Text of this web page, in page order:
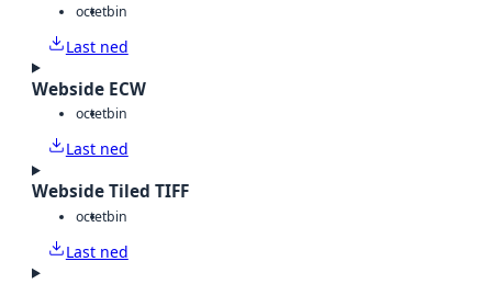
octetbin
Last ned
Webside ECW
octetbin
Last ned
Webside Tiled TIFF
octetbin
Last ned